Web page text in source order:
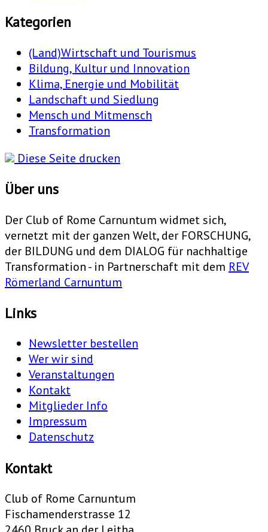
Kategorien
(Land)Wirtschaft und Tourismus
Bildung, Kultur und Innovation
Klima, Energie und Mobilität
Landschaft und Siedlung
Mensch und Mitmensch
Transformation
Diese Seite drucken
Über uns
Der Club of Rome Carnuntum widmet sich,
vernetzt mit der ganzen Welt, der FORSCHUNG,
der BILDUNG und dem DIALOG für nachhaltige
Transformation - in Partnerschaft mit dem REV
Römerland Carnuntum
Links
Newsletter bestellen
Wer wir sind
Veranstaltungen
Kontakt
Mitglieder Info
Impressum
Datenschutz
Kontakt
Club of Rome Carnuntum
Fischamenderstrasse 12